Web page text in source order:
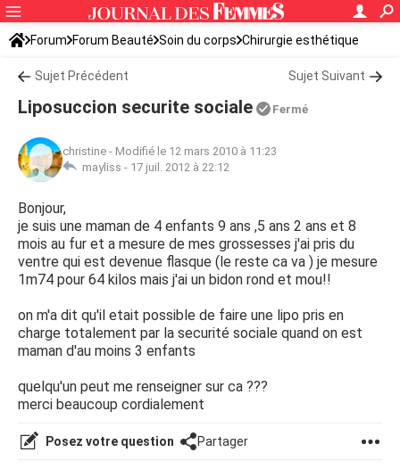
Forum Forum Beauté Soin du corps Chirurgie esthétique
Sujet Précédent Sujet Suivant
Liposuccion securite sociale Fermé
christine - Modifié le 12 mars 2010 à 11:23
mayliss - 17 juil. 2012 à 22:12
Bonjour,
je suis une maman de 4 enfants 9 ans ,5 ans 2 ans et 8
mois au fur et a mesure de mes grossesses j'ai pris du
ventre qui est devenue flasque (le reste ca va ) je mesure
1m74 pour 64 kilos mais j'ai un bidon rond et mou!!
on m'a dit qu'il etait possible de faire une lipo pris en
charge totalement par la securité sociale quand on est
maman d'au moins 3 enfants
quelqu'un peut me renseigner sur ca ???
merci beaucoup cordialement
Posez votre question Partager